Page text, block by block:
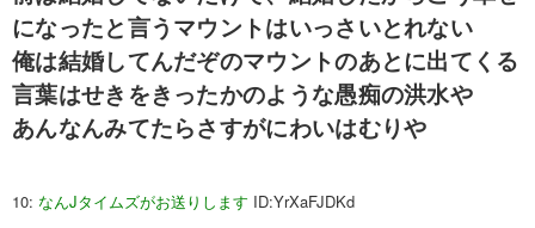
になったと言うマウントはいっさいとれない
俺は結婚してんだぞのマウントのあとに出てくる
言葉はせきをきったかのような愚痴の洪水や
あんなんみてたらさすがにわいはむりや
10: なんJタイムズがお送りします ID:YrXaFJDKd